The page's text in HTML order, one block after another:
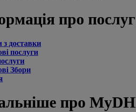
про
з доставки
послуги
Збори
про